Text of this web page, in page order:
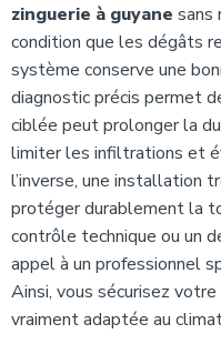
zinguerie à guyane sans
condition que les dégâts
système conserve une
diagnostic précis permet
ciblée peut prolonger la
limiter les infiltrations et
l’inverse, une installation
protéger durablement la
contrôle technique ou un
appel à un professionnel
Ainsi, vous sécurisez
vraiment adaptée au